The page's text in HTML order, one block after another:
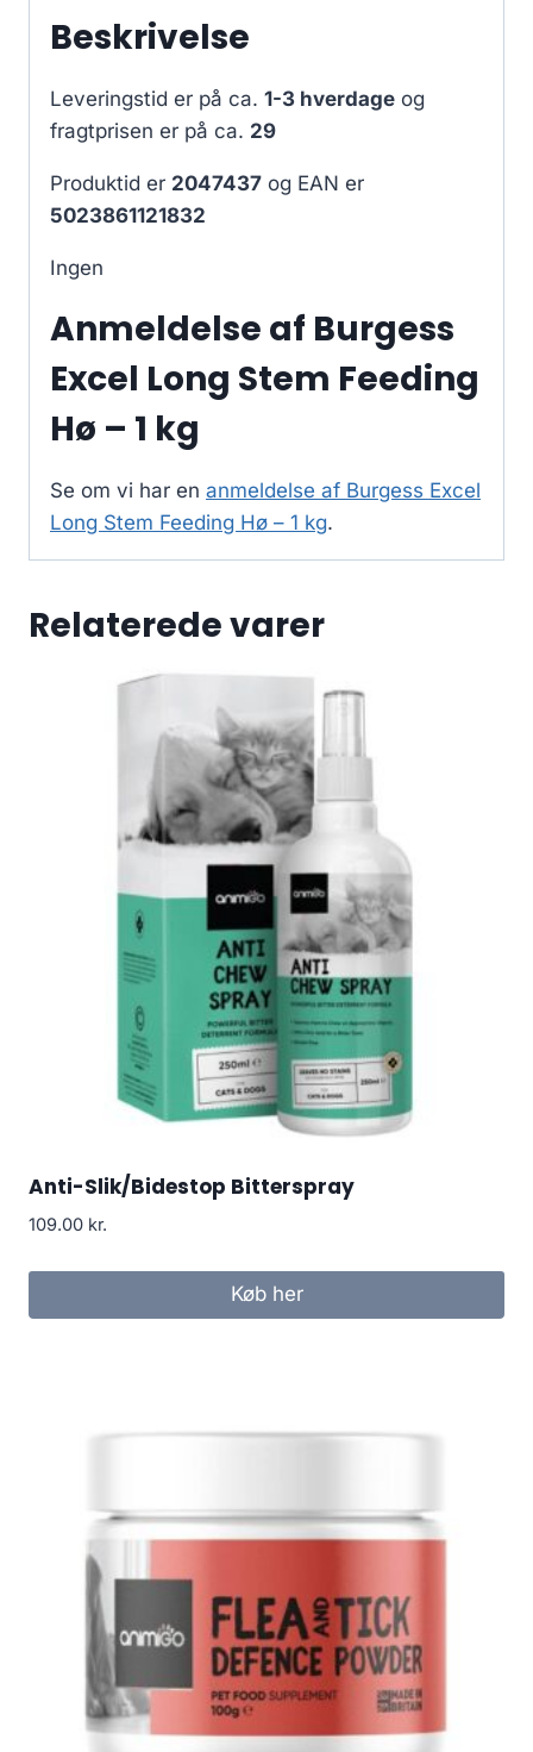
Beskrivelse
Leveringstid er på ca. 1-3 hverdage og
fragtprisen er på ca. 29
Produktid er 2047437 og EAN er
5023861121832
Ingen
Anmeldelse af Burgess
Excel Long Stem Feeding
Hø – 1 kg
Se om vi har en anmeldelse af Burgess Excel
Long Stem Feeding Hø – 1 kg.
Relaterede varer
Anti-Slik/Bidestop Bitterspray
109.00 kr.
Køb her